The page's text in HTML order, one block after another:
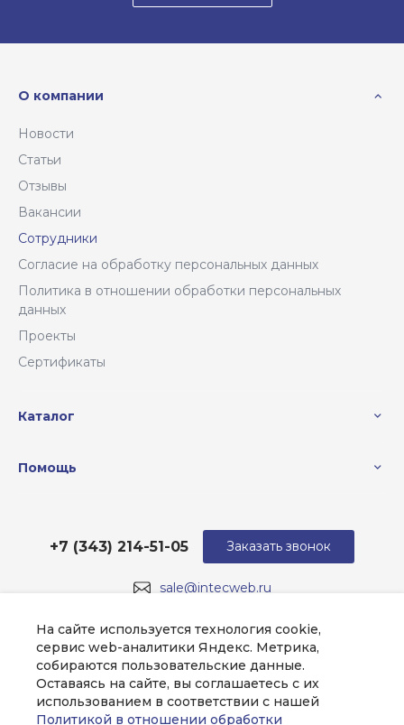
На сайте используется технология cookie,
сервис web-аналитики Яндекс. Метрика,
собираются пользовательские данные.
Оставаясь на сайте, вы соглашаетесь с их
использованием в соответствии с нашей
Политикой в отношении обработки
О компании
Новости
Статьи
Отзывы
Вакансии
Сотрудники
Согласие на обработку персональных данных
Политика в отношении обработки персональных
данных
Проекты
Сертификаты
Каталог
Помощь
sale@intecweb.ru
+7 (343) 214-51-05
г. Екатеринбург, Варшавское ш., 159, оф 206
Заказать звонок